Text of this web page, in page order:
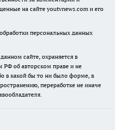
на сайте youtvnews.com и его
персональных данных
сайте, охраняется в
РФ об авторском праве и не
в какой бы то ни было форме, в
переработке не иначе